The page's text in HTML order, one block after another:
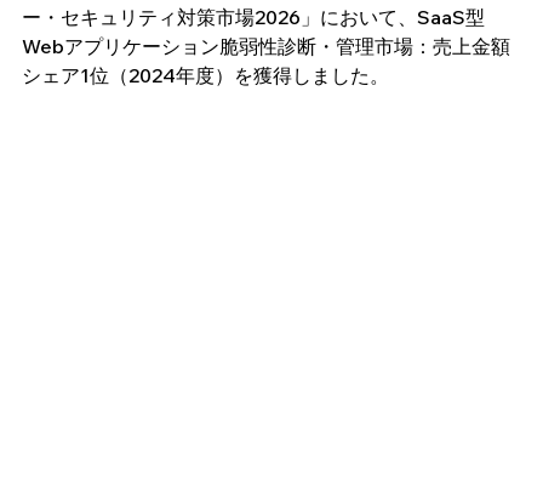
ー・セキュリティ対策市場2026」において、SaaS型
Webアプリケーション脆弱性診断・管理市場：売上金額
シェア1位（2024年度）を獲得しました。